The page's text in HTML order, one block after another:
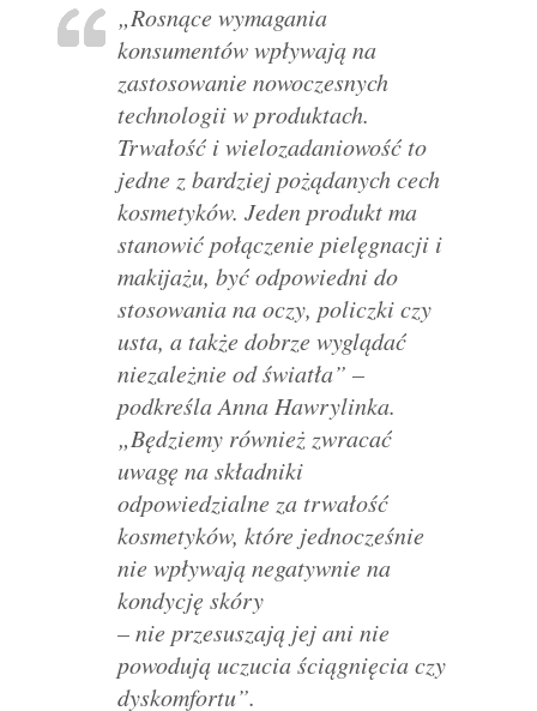
„Rosnące wymagania
konsumentów wpływają na
zastosowanie nowoczesnych
technologii w produktach.
Trwałość i wielozadaniowość to
jedne z bardziej pożądanych cech
kosmetyków. Jeden produkt ma
stanowić połączenie pielęgnacji i
makijażu, być odpowiedni do
stosowania na oczy, policzki czy
usta, a także dobrze wyglądać
niezależnie od światła” –
podkreśla Anna Hawrylinka.
„Będziemy również zwracać
uwagę na składniki
odpowiedzialne za trwałość
kosmetyków, które jednocześnie
nie wpływają negatywnie na
kondycję skóry
– nie przesuszają jej ani nie
powodują uczucia ściągnięcia czy
dyskomfortu”.